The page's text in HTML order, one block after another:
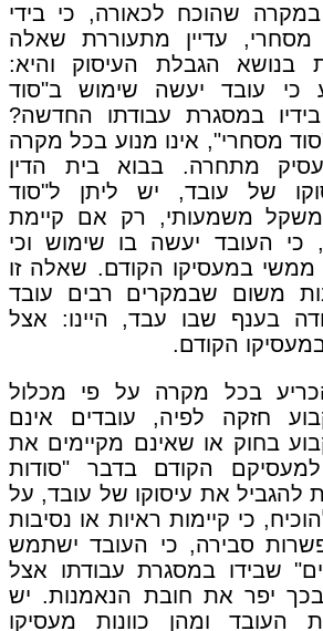
שהוכח לכאורה, כי בידי
מסחרי, עדיין מתעוררת שאלה
בנושא הגבלת העיסוק והיא:
כי עובד יעשה שימוש ב"סוד
במסגרת עבודתו החדשה?
מסחרי", אינו מנוע בכל מקרה
מתחרה. בבוא בית הדין
של עובד, יש ליתן ל"סוד
משקל משמעותי, רק אם קיימת
כי העובד יעשה בו שימוש וכי
ממשי במעסיקו הקודם. שאלה זו
משום שבמקרים רבים עובד
בענף שבו עבד, היינו: אצל
הקודם.
בכל מקרה על פי מכלול
חזקה לפיה, עובדים אינם
בחוק או שאינם מקיימים את
הקודם בדבר "סודות
להגביל את עיסוקו של עובד, על
כי קיימות ראיות או נסיבות
סבירה, כי העובד ישתמש
שבידו במסגרת עבודתו אצל
יפר את חובת הנאמנות. יש
העובד ומהן כוונות מעסיקו